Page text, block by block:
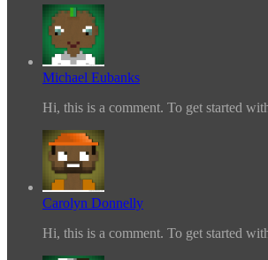
Michael Eubanks
Hi, this is a comment. To get started
Carolyn Donnelly
Hi, this is a comment. To get started